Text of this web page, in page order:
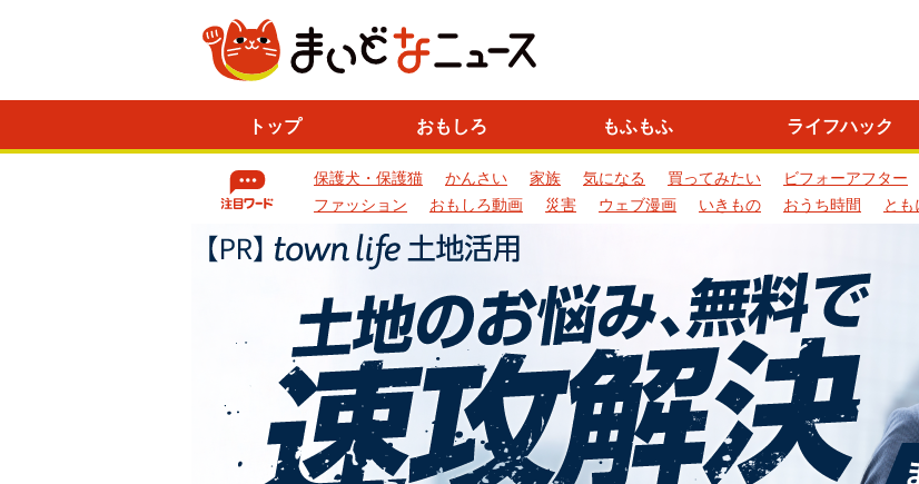
トップ おもしろ もふもふ ライフハック
保護犬・保護猫 かんさい 家族 気になる 買ってみたい ビフォーアフター
ファッション
おもしろ動画 災害 ウェブ漫画 いきもの おうち時間 とも